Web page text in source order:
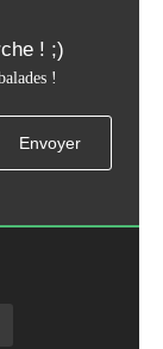
! ;)
!